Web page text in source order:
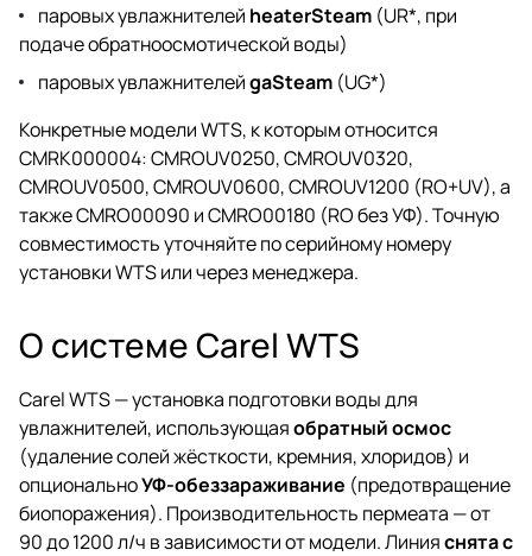
паровых увлажнителей heaterSteam (UR*, при
подаче обратноосмотической воды)
паровых увлажнителейgaSteam (UG*)
Конкретные модели WTS, к которым относится
CMRK000004: CMROUV0250, CMROUV0320,
CMROUV0500, CMROUV0600, CMROUV1200 (RO+UV), а
также CMRO00090 и CMRO00180 (RO без УФ). Точную
совместимость уточняйте по серийному номеру
установки WTS или через менеджера.
О системе Carel WTS
Carel WTS — установка подготовки воды для
увлажнителей, использующаяобратный осмос
(удаление солей жёсткости, кремния, хлоридов) и
опциональноУФ-обеззараживание (предотвращение
биопоражения). Производительность пермеата — от
90 до 1200 л/ч в зависимости от модели. Линияснята с